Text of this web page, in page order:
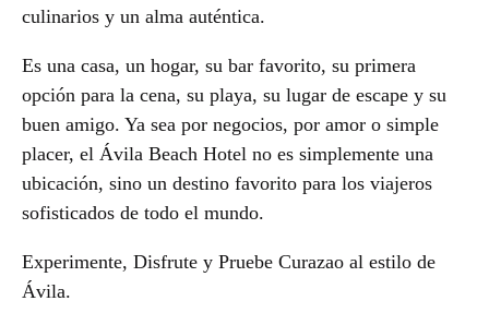
culinarios y un alma auténtica.
Es una casa, un hogar, su bar favorito, su primera
opción para la cena, su playa, su lugar de escape y su
buen amigo. Ya sea por negocios, por amor o simple
placer, el Ávila Beach Hotel no es simplemente una
ubicación, sino un destino favorito para los viajeros
sofisticados de todo el mundo.
Experimente, Disfrute y Pruebe Curazao al estilo de
Ávila.